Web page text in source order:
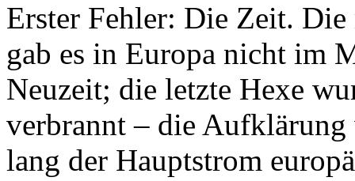
Erster Fehler: Die Zeit.
gab es in Europa nicht im
Neuzeit; die letzte Hexe
verbrannt – die Aufklärung
lang der Hauptstrom